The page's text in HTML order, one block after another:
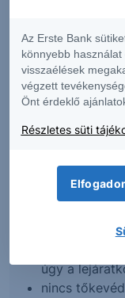
kerül
Üzleti díjjegyzék
esetén a díjakat
hatályos
Kockázati
irányadók
Kibocsátója,
úgy a
nincs
Az Erste Bank
könnyebb
visszaélések
végzett
Önt érdeklő
Részletes süti